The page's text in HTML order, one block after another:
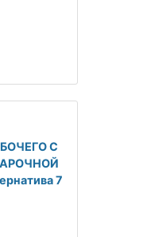
С
7